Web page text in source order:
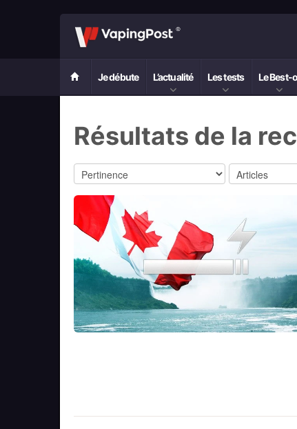
Je débute L’actualité Les tests Le Best-
Résultats de la